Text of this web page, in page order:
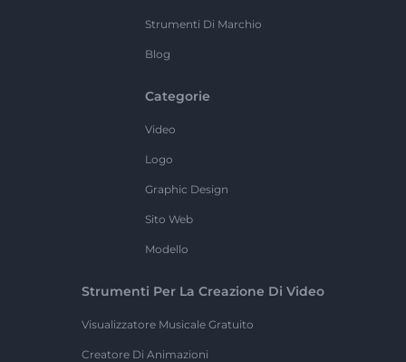
Strumenti Di Marchio
Blog
Categorie
Video
Logo
Graphic Design
Sito Web
Modello
Strumenti Per La Creazione Di Video
Visualizzatore Musicale Gratuito
Creatore Di Animazioni